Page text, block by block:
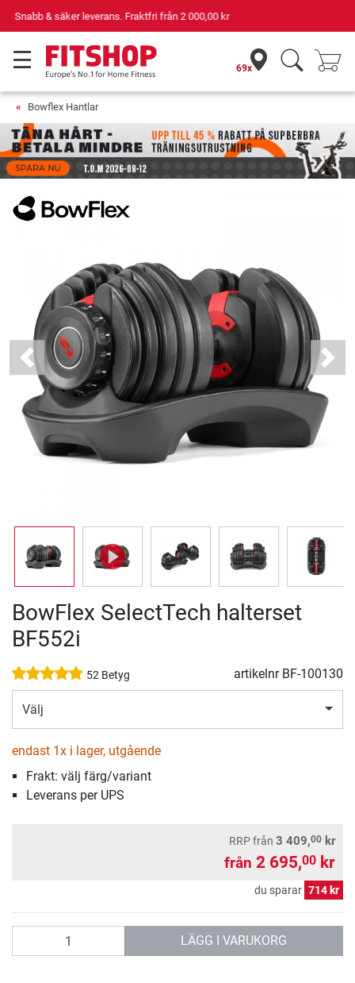
Din expert inom hemmaträning i 42 år
69x
Bowflex Hantlar
Previous Next
BowFlex SelectTech halterset
BF552i
52 Betyg artikelnr BF-100130
Välj
endast 1x i lager, utgående
Frakt: välj färg/variant
Leverans per UPS
RRPfrån 3 409,00 kr
från 2 695,00 kr
du sparar 714 kr
LÄGG I VARUKORG